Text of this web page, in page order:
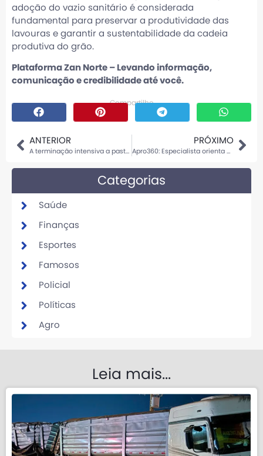
adoção do vazio sanitário é considerada
fundamental para preservar a produtividade das
lavouras e garantir a sustentabilidade da cadeia
produtiva do grão.
Plataforma Zan Norte – Levando informação,
comunicação e credibilidade até você.
Compartilhe
ANTERIOR
A terminação intensiva a pasto, conhecida como TIP, vem ganhando espaço no Brasil
PRÓXIMO
Apro360: Especialista orienta produtores sobre adequação fiscal e alerta para impactos da Reforma Tributária no campo
Categorias
Saúde
Finanças
Esportes
Famosos
Policial
Políticas
Agro
Leia mais...